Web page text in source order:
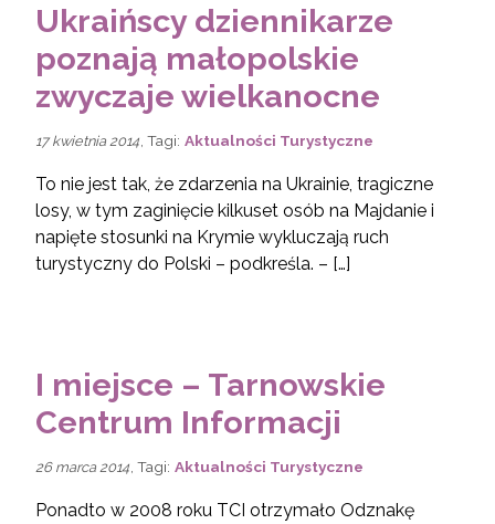
Ukraińscy dziennikarze
poznają małopolskie
zwyczaje wielkanocne
17 kwietnia 2014 , Tagi: Aktualności Turystyczne
To nie jest tak, że zdarzenia na Ukrainie, tragiczne
losy, w tym zaginięcie kilkuset osób na Majdanie i
napięte stosunki na Krymie wykluczają ruch
turystyczny do Polski – podkreśla. – […]
I miejsce – Tarnowskie
Centrum Informacji
26 marca 2014 , Tagi: Aktualności Turystyczne
Ponadto w 2008 roku TCI otrzymało Odznakę